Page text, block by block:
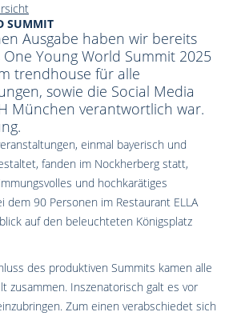
SUMMIT
Ausgabe haben wir bereits
Young World Summit 2025
trendhouse für alle
sowie die Social Media
München verantwortlich war.
einmal bayerisch und
fanden im Nockherberg statt,
und hochkarätiges
dem 90 Personen im Restaurant ELLA
auf den beleuchteten Königsplatz
des produktiven Summits kamen alle
zusammen. Inszenatorisch galt es vor
Zum einen verabschiedet sich